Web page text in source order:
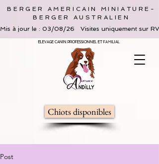
BERGER AMERICAIN MINIATURE-
BERGER AUSTRALIEN
Mis à jour le : 03/08/26   Visites uniquement sur
ELEVAGE CANIN PROFESSIONNEL ET FAMILIAL
Chiots disponibles
Post